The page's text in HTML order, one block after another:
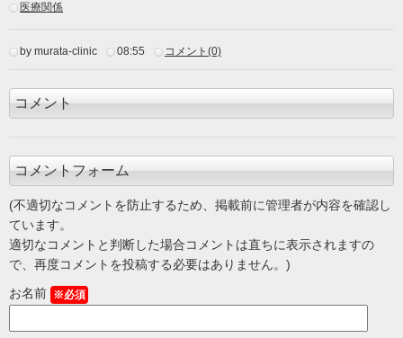
医療関係
by murata-clinic 08:55 コメント(0)
コメント
コメントフォーム
(不適切なコメントを防止するため、掲載前に管理者が内容を確認し
ています。
適切なコメントと判断した場合コメントは直ちに表示されますの
で、再度コメントを投稿する必要はありません。)
お名前 ※必須